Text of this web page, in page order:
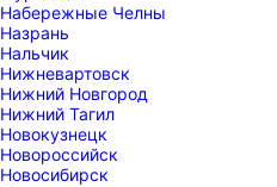
Набережные Челны
Назрань
Нальчик
Нижневартовск
Нижний Новгород
Нижний Тагил
Новокузнецк
Новороссийск
Новосибирск